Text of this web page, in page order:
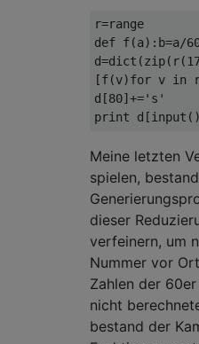
r=
def f(a): b=a/
d=dict (zip( r(
[f(v)for v in
d [80]+='s'
print d [input
Meine letzten
spielen,
dieser
verfeinern, um
Nummer vor
Zahlen der
nicht
bestand der